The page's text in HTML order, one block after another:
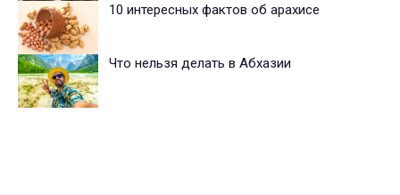
10 интересных фактов об арахисе
Что нельзя делать в Абхазии